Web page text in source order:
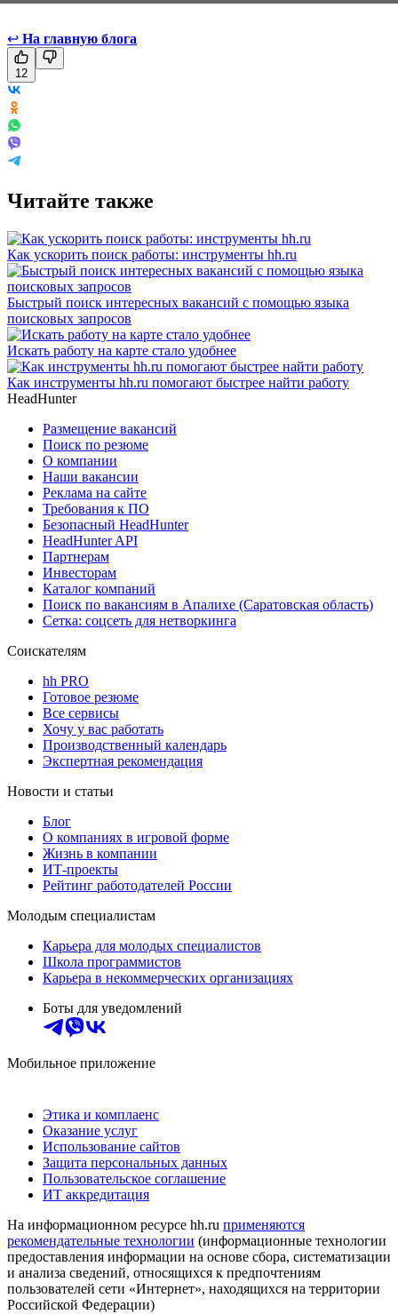
↩ На главную блога
12
Читайте также
Как ускорить поиск работы: инструменты hh.ru
Быстрый поиск интересных вакансий с помощью языка
поисковых запросов
Искать работу на карте стало удобнее
Как инструменты hh.ru помогают быстрее найти работу
HeadHunter
Размещение вакансий
Поиск по резюме
О компании
Наши вакансии
Реклама на сайте
Требования к ПО
Безопасный HeadHunter
HeadHunter API
Партнерам
Инвесторам
Каталог компаний
Поиск по вакансиям в Апалихе (Саратовская область)
Сетка: соцсеть для нетворкинга
Соискателям
hh PRO
Готовое резюме
Все сервисы
Хочу у вас работать
Производственный календарь
Экспертная рекомендация
Новости и статьи
Блог
О компаниях в игровой форме
Жизнь в компании
ИТ-проекты
Рейтинг работодателей России
Молодым специалистам
Карьера для молодых специалистов
Школа программистов
Карьера в некоммерческих организациях
Боты для уведомлений
Мобильное приложение
Этика и комплаенс
Оказание услуг
Использование сайтов
Защита персональных данных
Пользовательское соглашение
ИТ аккредитация
На информационном ресурсе hh.ru применяются
рекомендательные технологии (информационные технологии
предоставления информации на основе сбора, систематизации
и анализа сведений, относящихся к предпочтениям
пользователей сети «Интернет», находящихся на территории
Российской Федерации)